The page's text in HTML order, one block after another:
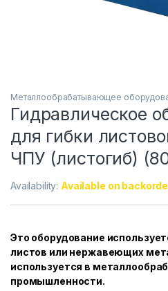
Металлообрабатывающее
Гидравлическое
для гибки
ЧПУ (листогиб)
Availability: Available on
Это оборудование
листов или нержавеющих
используется в
промышленности.